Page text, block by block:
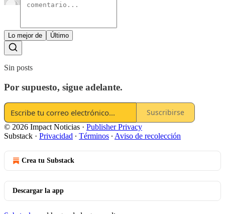
Lo mejor de Último
Sin posts
Por supuesto, sigue adelante.
Suscribirse
© 2026 Impact Noticias · Publisher Privacy
Substack · Privacidad ∙ Términos ∙ Aviso de recolección
Crea tu Substack
Descargar la app